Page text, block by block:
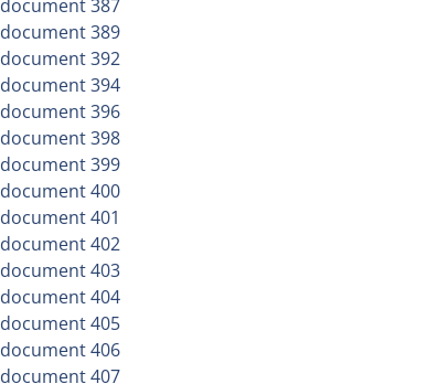
document 387
document 389
document 392
document 394
document 396
document 398
document 399
document 400
document 401
document 402
document 403
document 404
document 405
document 406
document 407